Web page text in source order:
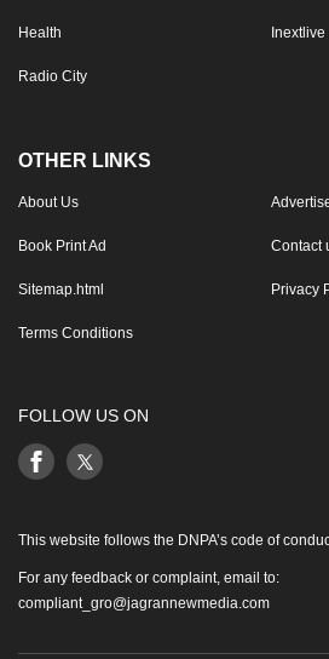
Health Inextlive
Radio City
OTHER LINKS
About Us
Book Print Ad Contact
Sitemap.html Privacy
Terms Conditions
FOLLOW US ON
This website follows the DNPA’s code of
For any feedback or complaint, email to:
compliant_gro@jagrannewmedia.com